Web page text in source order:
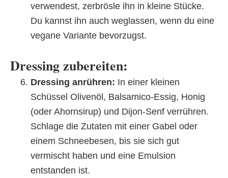
verwendest, zerbrösle ihn in kleine Stücke.
Du kannst ihn auch weglassen, wenn du eine
vegane Variante bevorzugst.
Dressing zubereiten:
Dressing anrühren: In einer kleinen
Schüssel Olivenöl, Balsamico-Essig, Honig
(oder Ahornsirup) und Dijon-Senf verrühren.
Schlage die Zutaten mit einer Gabel oder
einem Schneebesen, bis sie sich gut
vermischt haben und eine Emulsion
entstanden ist.